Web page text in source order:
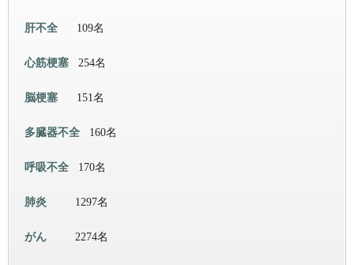
肝不全 109名
心筋梗塞 254名
脳梗塞 151名
多臓器不全 160名
呼吸不全 170名
肺炎 1297名
がん 2274名